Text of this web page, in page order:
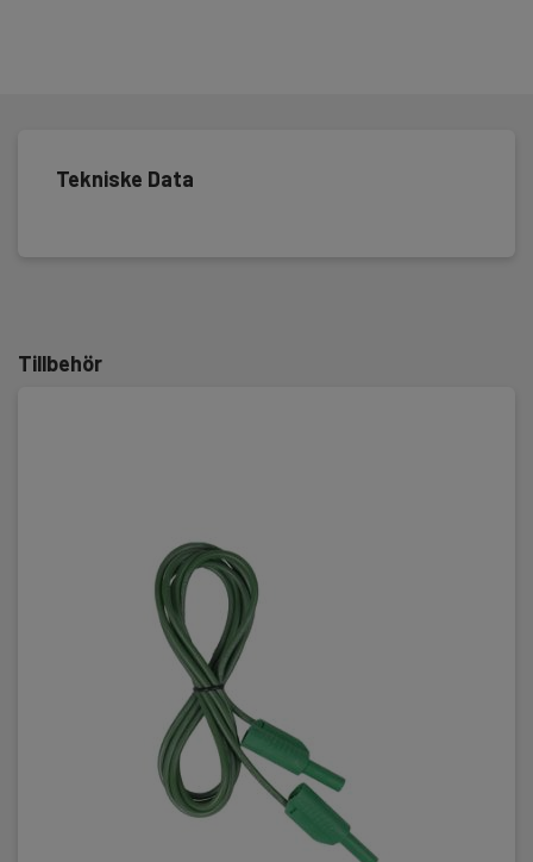
Tekniske Data
Tillbehör